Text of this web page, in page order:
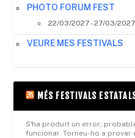
PHOTO FORUM FEST
22/03/2027 - 27/03/2027
VEURE MES FESTIVALS
MÉS FESTIVALS
S'ha produït un error;
funcionar. Torneu-ho a provar